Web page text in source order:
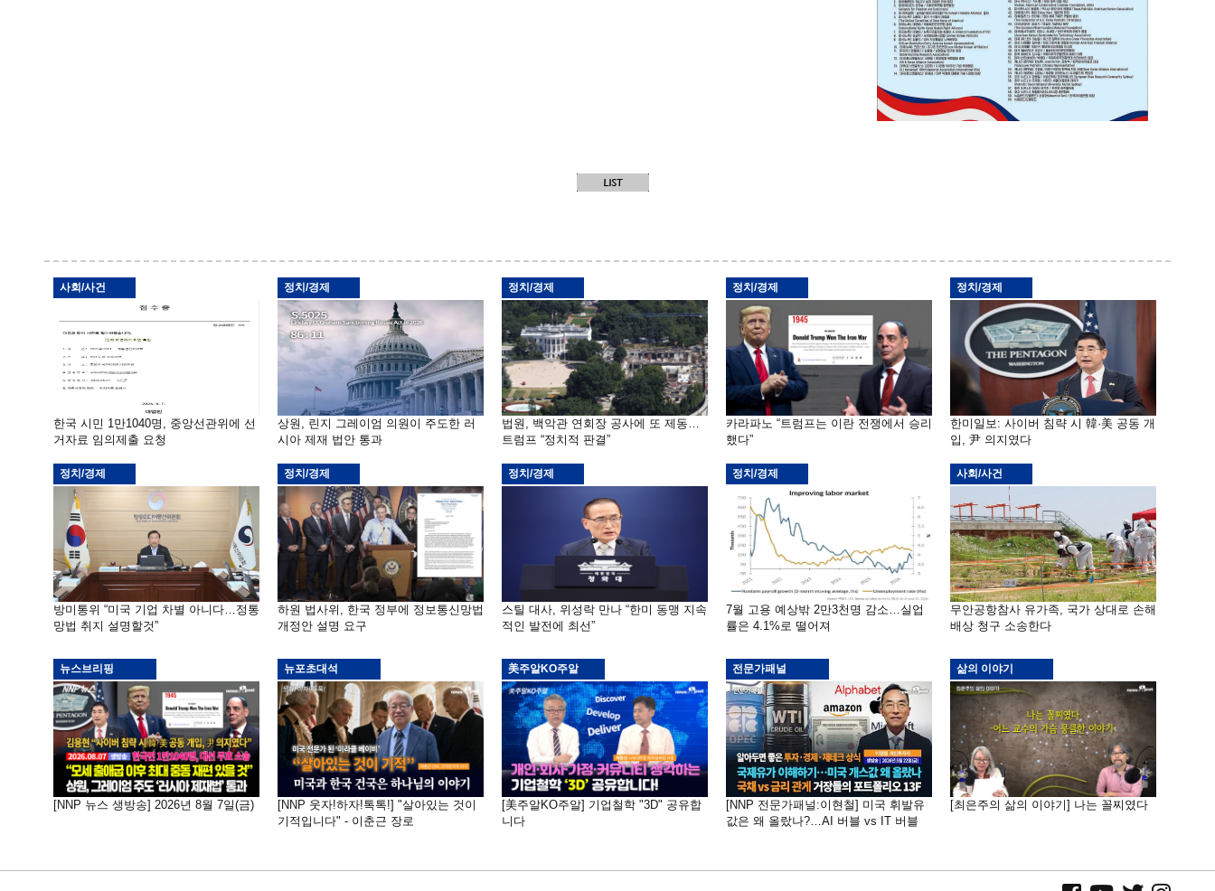
사회/사건
한국 시민 1만1040명, 중앙선관위에 선
거자료 임의제출 요청
정치/경제
상원, 린지 그레이엄 의원이 주도한 러
시아 제재 법안 통과
정치/경제
법원, 백악관 연회장 공사에 또 제동…
트럼프 “정치적 판결”
정치/경제
카라파노 “트럼프는 이란 전쟁에서 승리
했다”
정치/경제
한미일보: 사이버 침략 시 韓·美 공동 개
입, 尹 의지였다
정치/경제
방미통위 “미국 기업 차별 아니다…정통
망법 취지 설명할것”
정치/경제
하원 법사위, 한국 정부에 정보통신망법
개정안 설명 요구
정치/경제
스틸 대사, 위성락 만나 “한미 동맹 지속
적인 발전에 최선”
정치/경제
7월 고용 예상밖 2만3천명 감소…실업
률은 4.1%로 떨어져
사회/사건
무안공항참사 유가족, 국가 상대로 손해
배상 청구 소송한다
뉴스브리핑
[NNP 뉴스 생방송] 2026년 8월 7일(금)
뉴포초대석
[NNP 웃자!하자!톡톡!] "살아있는 것이
기적입니다" - 이춘근 장로
美주알KO주알
[美주알KO주알] 기업철학 "3D" 공유합
니다
전문가패널
[NNP 전문가패널:이현철] 미국 휘발유
값은 왜 올랐나?…AI 버블 vs IT 버블
삶의 이야기
[최은주의 삶의 이야기] 나는 꼴찌였다